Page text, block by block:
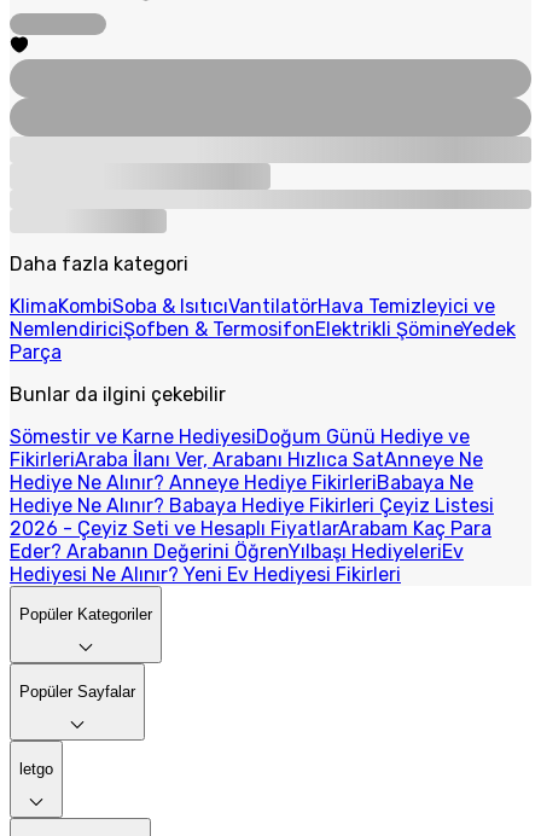
Daha fazla kategori
KlimaKombiSoba & IsıtıcıVantilatörHava Temizleyici ve
NemlendiriciŞofben & TermosifonElektrikli ŞömineYedek
Parça
Bunlar da ilgini çekebilir
Sömestir ve Karne HediyesiDoğum Günü Hediye ve
FikirleriAraba İlanı Ver, Arabanı Hızlıca SatAnneye Ne
Hediye Ne Alınır? Anneye Hediye FikirleriBabaya Ne
Hediye Ne Alınır? Babaya Hediye Fikirleri Çeyiz Listesi
2026 - Çeyiz Seti ve Hesaplı FiyatlarArabam Kaç Para
Eder? Arabanın Değerini ÖğrenYılbaşı HediyeleriEv
Hediyesi Ne Alınır? Yeni Ev Hediyesi Fikirleri
Popüler Kategoriler
Popüler Sayfalar
letgo